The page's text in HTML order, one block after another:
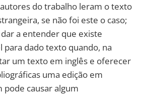
do trabalho leram o texto
se não foi este o caso;
a entender que existe
para dado texto quando, na
um texto em inglês e oferecer
uma edição em
causar algum